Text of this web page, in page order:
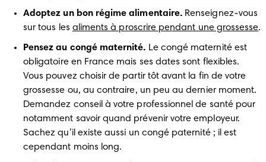
Adoptez un bon régime alimentaire. Renseignez-vous
sur tous les aliments à proscrire pendant une grossesse.
Pensez au congé maternité. Le congé maternité est
obligatoire en France mais ses dates sont flexibles.
Vous pouvez choisir de partir tôt avant la fin de votre
grossesse ou, au contraire, un peu au dernier moment.
Demandez conseil à votre professionnel de santé pour
notamment savoir quand prévenir votre employeur.
Sachez qu’il existe aussi un congé paternité ; il est
cependant moins long.